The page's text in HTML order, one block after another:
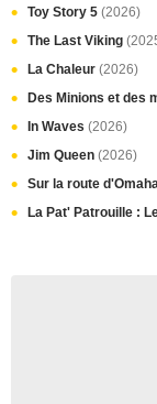
Toy Story 5 (2026)
The Last Viking
La Chaleur (2026)
Des Minions et des
In Waves (2026)
Jim Queen (2026)
Sur la route
La Pat' Patrouille :